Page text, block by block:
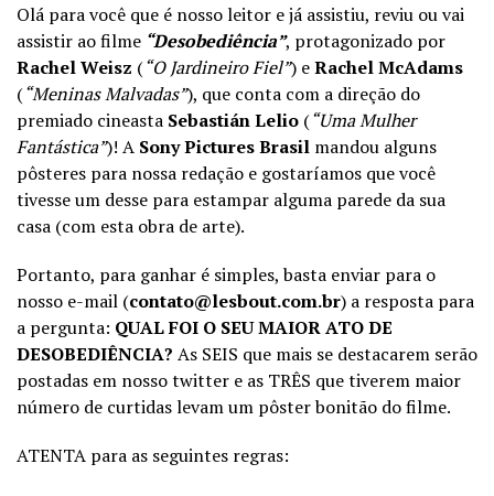
Olá para você que é nosso leitor e já assistiu, reviu ou vai
assistir ao filme “Desobediência”, protagonizado por
Rachel Weisz (“O Jardineiro Fiel”) eRachel McAdams
(“Meninas Malvadas”), que conta com a direção do
premiado cineasta Sebastián Lelio (“Uma Mulher
Fantástica”)! A Sony Pictures Brasil mandou alguns
pôsteres para nossa redação e gostaríamos que você
tivesse um desse para estampar alguma parede da sua
casa (com esta obra de arte).
Portanto, para ganhar é simples, basta enviar para o
nosso e-mail (contato@lesbout.com.br) a resposta para
a pergunta: QUAL FOI O SEU MAIOR ATO DE
DESOBEDIÊNCIA? As SEIS que mais se destacarem serão
postadas em nosso twitter e as TRÊS que tiverem maior
número de curtidas levam um pôster bonitão do filme.
ATENTA para as seguintes regras: